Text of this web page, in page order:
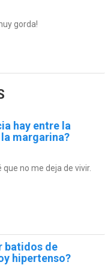
gorda!
hay entre la
margarina?
no me deja de vivir.
batidos de
hipertenso?